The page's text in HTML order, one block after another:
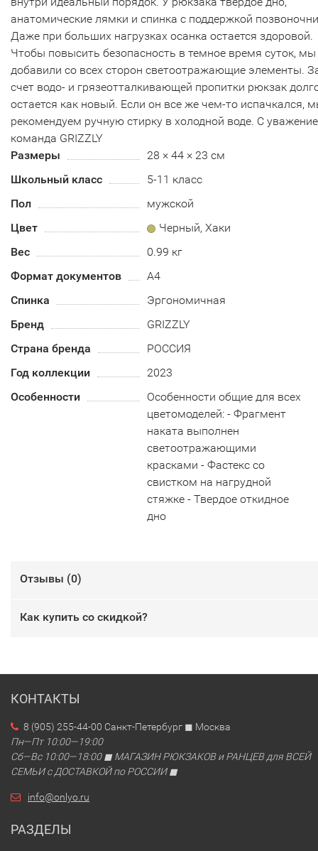
анатомические лямки и спинка с поддержкой
Даже при больших нагрузках осанка остается здоровой.
Чтобы повысить безопасность в темное время суток, мы
добавили со всех сторон светоотражающие элементы.
счет водо- и грязеотталкивающей пропитки рюкзак
остается как новый. Если он все же чем-то испачкался,
рекомендуем ручную стирку в холодной воде. С
команда GRIZZLY
Размеры
28 × 44 × 23 см
Школьный класс
5-11 класс
Пол
мужской
Цвет
Черный, Хаки
Вес
0.99 кг
Формат документов
A4
Спинка
Эргономичная
Бренд
GRIZZLY
Страна бренда
РОССИЯ
Год коллекции
2023
Особенности
Особенности общие для всех
цветомоделей: - Фрагмент
наката выполнен
светоотражающими
красками - Фастекс со
свистком на нагрудной
стяжке - Твердое откидное
дно
Отзывы (0)
Как купить со скидкой?
КОНТАКТЫ
8 (905) 255-44-00 Санкт-Петербург ◼ Москва
Пн—Пт 10:00—19:00
Сб—Вс 10:00—18:00 ◼ МАГАЗИН РЮКЗАКОВ и РАНЦЕВ для ВСЕЙ
СЕМЬИ с ДОСТАВКОЙ по РОССИИ ◼
info@onlyo.ru
РАЗДЕЛЫ